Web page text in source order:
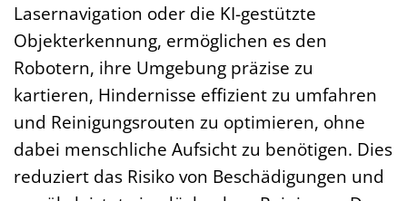
Lasernavigation oder die KI-gestützte
Objekterkennung, ermöglichen es den
Robotern, ihre Umgebung präzise zu
kartieren, Hindernisse effizient zu umfahren
und Reinigungsrouten zu optimieren, ohne
dabei menschliche Aufsicht zu benötigen. Dies
reduziert das Risiko von Beschädigungen und